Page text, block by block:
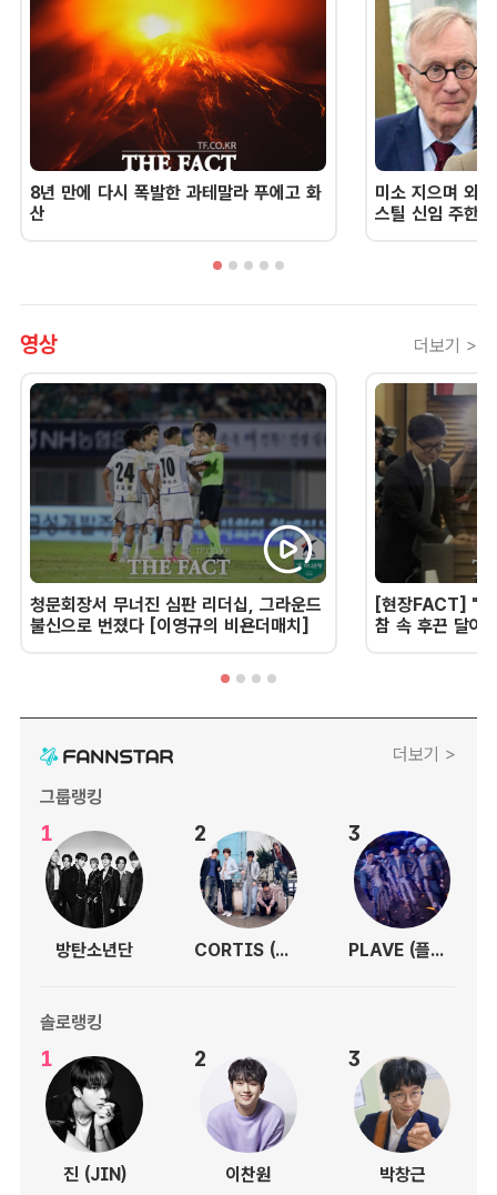
8년 만에 다시 폭발한 과테말라 푸에고 화
산
미소 지으며 외
스틸 신임 주한
영상 더보기 >
청문회장서 무너진 심판 리더십, 그라운드
불신으로 번졌다 [이영규의 비욘더매치]
[현장FACT] "한
참 속 후끈 달아
더보기 >
그룹랭킹
1
방탄소년단
2
CORTIS (코르티스)
3
PLAVE (플레이브)
솔로랭킹
1
진 (JIN)
2
이찬원
3
박창근